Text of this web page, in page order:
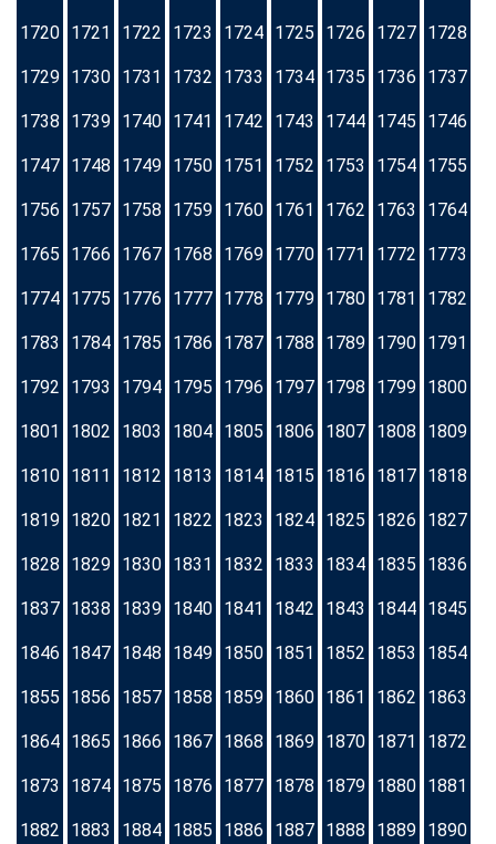
1720 1721 1722 1723 1724 1725 1726 1727 1728
1729 1730 1731 1732 1733 1734 1735 1736 1737
1738 1739 1740 1741 1742 1743 1744 1745 1746
1747 1748 1749 1750 1751 1752 1753 1754 1755
1756 1757 1758 1759 1760 1761 1762 1763 1764
1765 1766 1767 1768 1769 1770 1771 1772 1773
1774 1775 1776 1777 1778 1779 1780 1781 1782
1783 1784 1785 1786 1787 1788 1789 1790 1791
1792 1793 1794 1795 1796 1797 1798 1799 1800
1801 1802 1803 1804 1805 1806 1807 1808 1809
1810 1811 1812 1813 1814 1815 1816 1817 1818
1819 1820 1821 1822 1823 1824 1825 1826 1827
1828 1829 1830 1831 1832 1833 1834 1835 1836
1837 1838 1839 1840 1841 1842 1843 1844 1845
1846 1847 1848 1849 1850 1851 1852 1853 1854
1855 1856 1857 1858 1859 1860 1861 1862 1863
1864 1865 1866 1867 1868 1869 1870 1871 1872
1873 1874 1875 1876 1877 1878 1879 1880 1881
1882 1883 1884 1885 1886 1887 1888 1889 1890